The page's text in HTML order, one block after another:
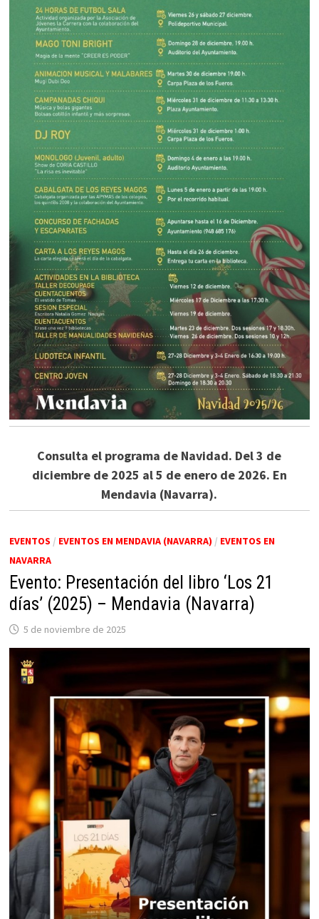
Consulta el programa de Navidad. Del 3 de
diciembre de 2025 al 5 de enero de 2026. En
Mendavia (Navarra).
EVENTOS / EVENTOS EN MENDAVIA (NAVARRA) / EVENTOS EN
NAVARRA
Evento: Presentación del libro ‘Los 21
días’ (2025) – Mendavia (Navarra)
5 de noviembre de 2025